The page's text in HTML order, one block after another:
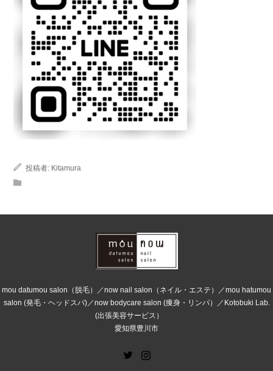
投稿者: Kitamura
mou datumou salon（脱毛）／now nail salon（ネイル・エステ）／mou hatumou
salon (発毛・ヘッドスパ)／now bodycare salon (痩身・リンパ）／Kotobuki Lab.
(出張美容サービス）
愛知県豊川市